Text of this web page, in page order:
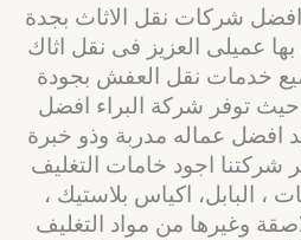
شركات نقل الاثاث بجدة
عميلى العزيز فى نقل اثاك
خدمات نقل العفش بجودة
حيث توفر شركة البراء افضل
افضل عماله مدربة وذو خبرة
شركتنا اجود خامات التغليف
، البابل، اكياس بلاستيك ،
وغيرها من مواد التغليف